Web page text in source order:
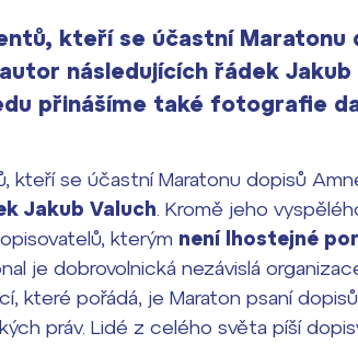
kteří se účastní Maratonu
následujících řádek Jakub
přinášíme také fotografie
kteří se účastní Maratonu dopisů
Jakub Valuch . Kromě jeho
kterým není lhostejné
je dobrovolnická nezávislá
které pořádá, je Maraton psaní
práv. Lidé z celého světa píší